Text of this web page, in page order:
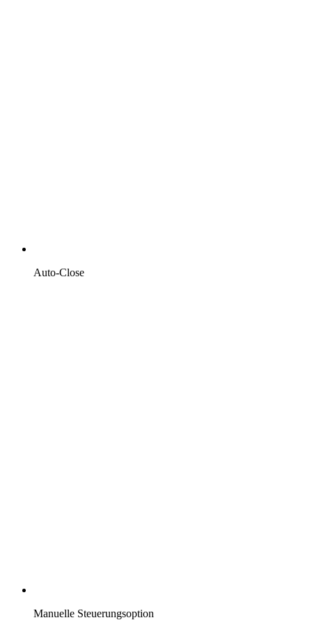
Auto-Close
Manuelle Steuerungsoption